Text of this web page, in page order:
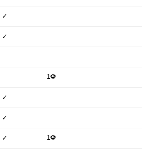
✓
✓
1⚽
✓
✓
✓ 1⚽